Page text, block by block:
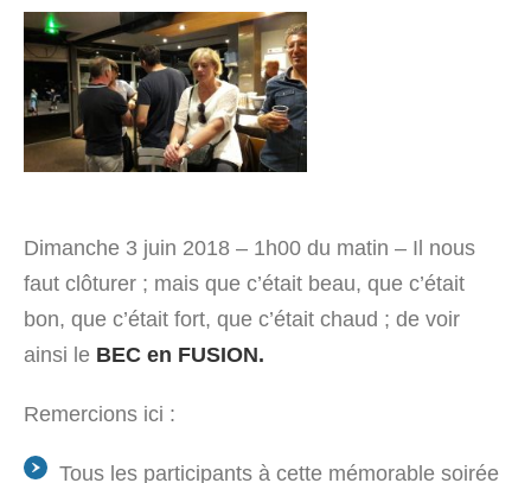
Dimanche 3 juin 2018 – 1h00 du matin – Il nous
faut clôturer ; mais que c’était beau, que c’était
bon, que c’était fort, que c’était chaud ; de voir
ainsi le BEC en FUSION.
Remercions ici :
Tous les participants à cette mémorable soirée